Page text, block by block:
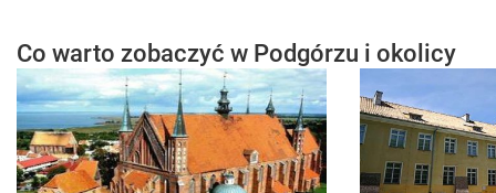
Co warto zobaczyć w Podgórzu i okolicy